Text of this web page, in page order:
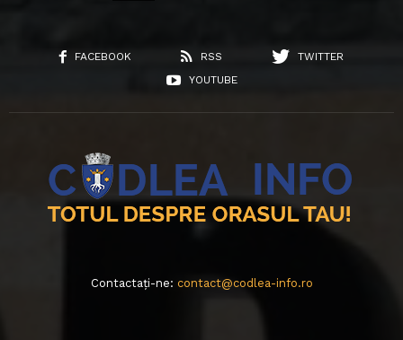
FACEBOOK RSS
TWITTER
YOUTUBE
Contactați-ne: contact@codlea-info.ro